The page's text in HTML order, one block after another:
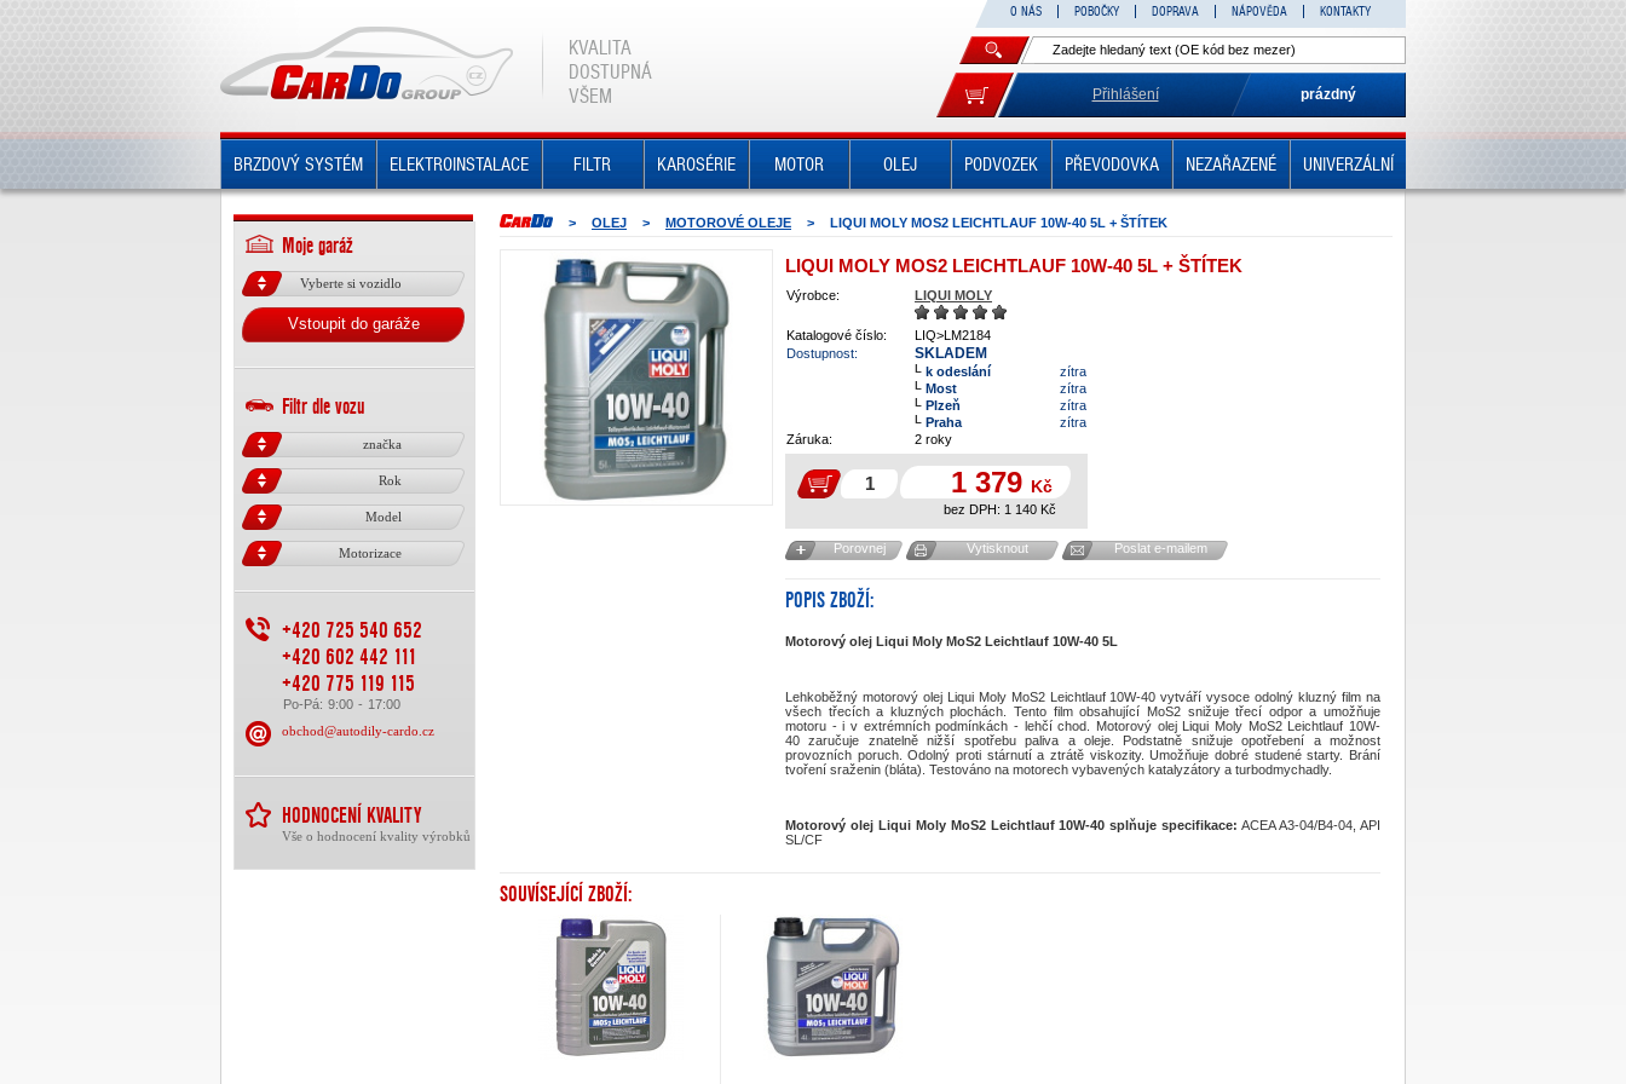
KVALITA
DOSTUPNÁ
VŠEM
O NÁS POBOČKY DOPRAVA NÁPOVĚDA KONTAKTY
Přihlášení prázdný
BRZDOVÝ SYSTÉM ELEKTROINSTALACE FILTR KAROSÉRIE MOTOR OLEJ PODVOZEK PŘEVODOVKA NEZAŘAZENÉ UNIVERZÁLNÍ
> OLEJ > MOTOROVÉ OLEJE > LIQUI MOLY MOS2 LEICHTLAUF 10W-40 5L + ŠTÍTEK
LIQUI MOLY MOS2 LEICHTLAUF 10W-40 5L + ŠTÍTEK
Výrobce: LIQUI MOLY
Katalogové číslo:
LIQ>LM2184
Dostupnost:
SKLADEM
k odeslání
zítra
Most
zítra
Plzeň
zítra
Praha
zítra
Záruka:
2 roky
1 379 Kč
bez DPH: 1 140 Kč
Porovnej Vytisknout Poslat e-mailem
POPIS ZBOŽÍ:
Motorový olej Liqui Moly MoS2 Leichtlauf 10W-40 5L
Lehkoběžný motorový olej Liqui Moly MoS2 Leichtlauf 10W-40 vytváří vysoce odolný kluzný film na
všech třecích a kluzných plochách. Tento film obsahující MoS2 snižuje třecí odpor a umožňuje
motoru - i v extrémních podmínkách - lehčí chod. Motorový olej Liqui Moly MoS2 Leichtlauf 10W-
40 zaručuje znatelně nižší spotřebu paliva a oleje. Podstatně snižuje opotřebení a možnost
provozních poruch. Odolný proti stárnutí a ztrátě viskozity. Umožňuje dobré studené starty. Brání
tvoření sraženin (bláta). Testováno na motorech vybavených katalyzátory a turbodmychadly.
Motorový olej Liqui Moly MoS2 Leichtlauf 10W-40 splňuje specifikace: ACEA A3-04/B4-04, API
SL/CF
SOUVÍSEJÍCÍ ZBOŽÍ:
Moje garáž
Vyberte si vozidlo
Vstoupit do garáže
Filtr dle vozu
značka
Rok
Model
Motorizace
+420 725 540 652
+420 602 442 111
+420 775 119 115
Po-Pá: 9:00 - 17:00
obchod@autodily-cardo.cz
HODNOCENÍ KVALITY
Vše o hodnocení kvality výrobků